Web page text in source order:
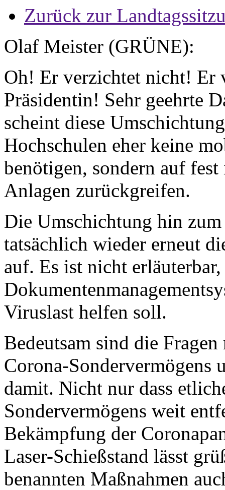
Zurück zur
Olaf Meister (GRÜNE):
Oh! Er verzichtet nicht! Er
Präsidentin! Sehr geehrte
scheint diese
Hochschulen eher keine
benötigen, sondern auf
Anlagen zurückgreifen.
Die Umschichtung hin
tatsächlich wieder erneut
auf. Es ist nicht
Viruslast helfen soll.
Bedeutsam sind die
Corona-Sondervermögens
damit. Nicht nur dass
Sondervermögens weit
Bekämpfung der
Laser-Schießstand lässt
benannten Maßnahmen